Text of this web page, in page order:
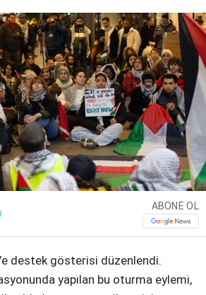
WhatsApp İhbar Hattı
ABONE OL
destek gösterisi düzenlendi.
yapılan bu oturma eylemi,